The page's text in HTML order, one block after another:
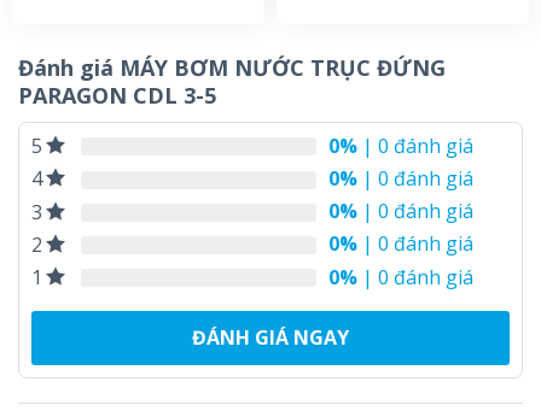
Đánh giá MÁY BƠM NƯỚC TRỤC ĐỨNG
PARAGON CDL 3-5
5 0% | 0 đánh giá
4
0% | 0 đánh giá
3
0% | 0 đánh giá
2
0% | 0 đánh giá
1
0% | 0 đánh giá
ĐÁNH GIÁ NGAY